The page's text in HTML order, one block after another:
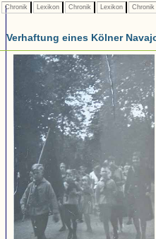
Chronik Lexikon Chronik Lexikon Chronik
Verhaftung eines Kölner